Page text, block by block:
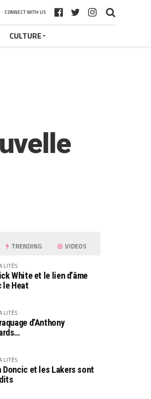
CONNECT WITH US
CULTURE
TRENDING VIDEOS
White et le lien d’âme
le Heat
d’Anthony
Doncic et les Lakers sont